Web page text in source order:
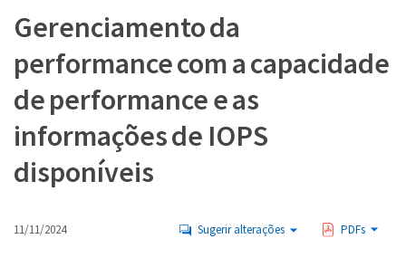
Gerenciamento da
performance com a capacidade
de performance e as
informações de IOPS
disponíveis
11/11/2024 Sugerir alterações PDFs